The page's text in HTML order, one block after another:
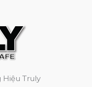
Hiệu Truly